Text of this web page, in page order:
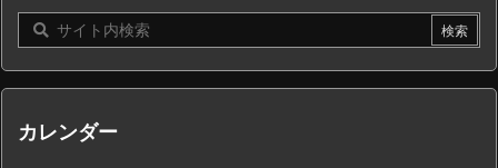
カレンダー